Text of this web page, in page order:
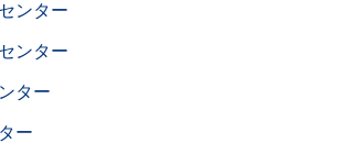
ンター
ンター
ター
ー